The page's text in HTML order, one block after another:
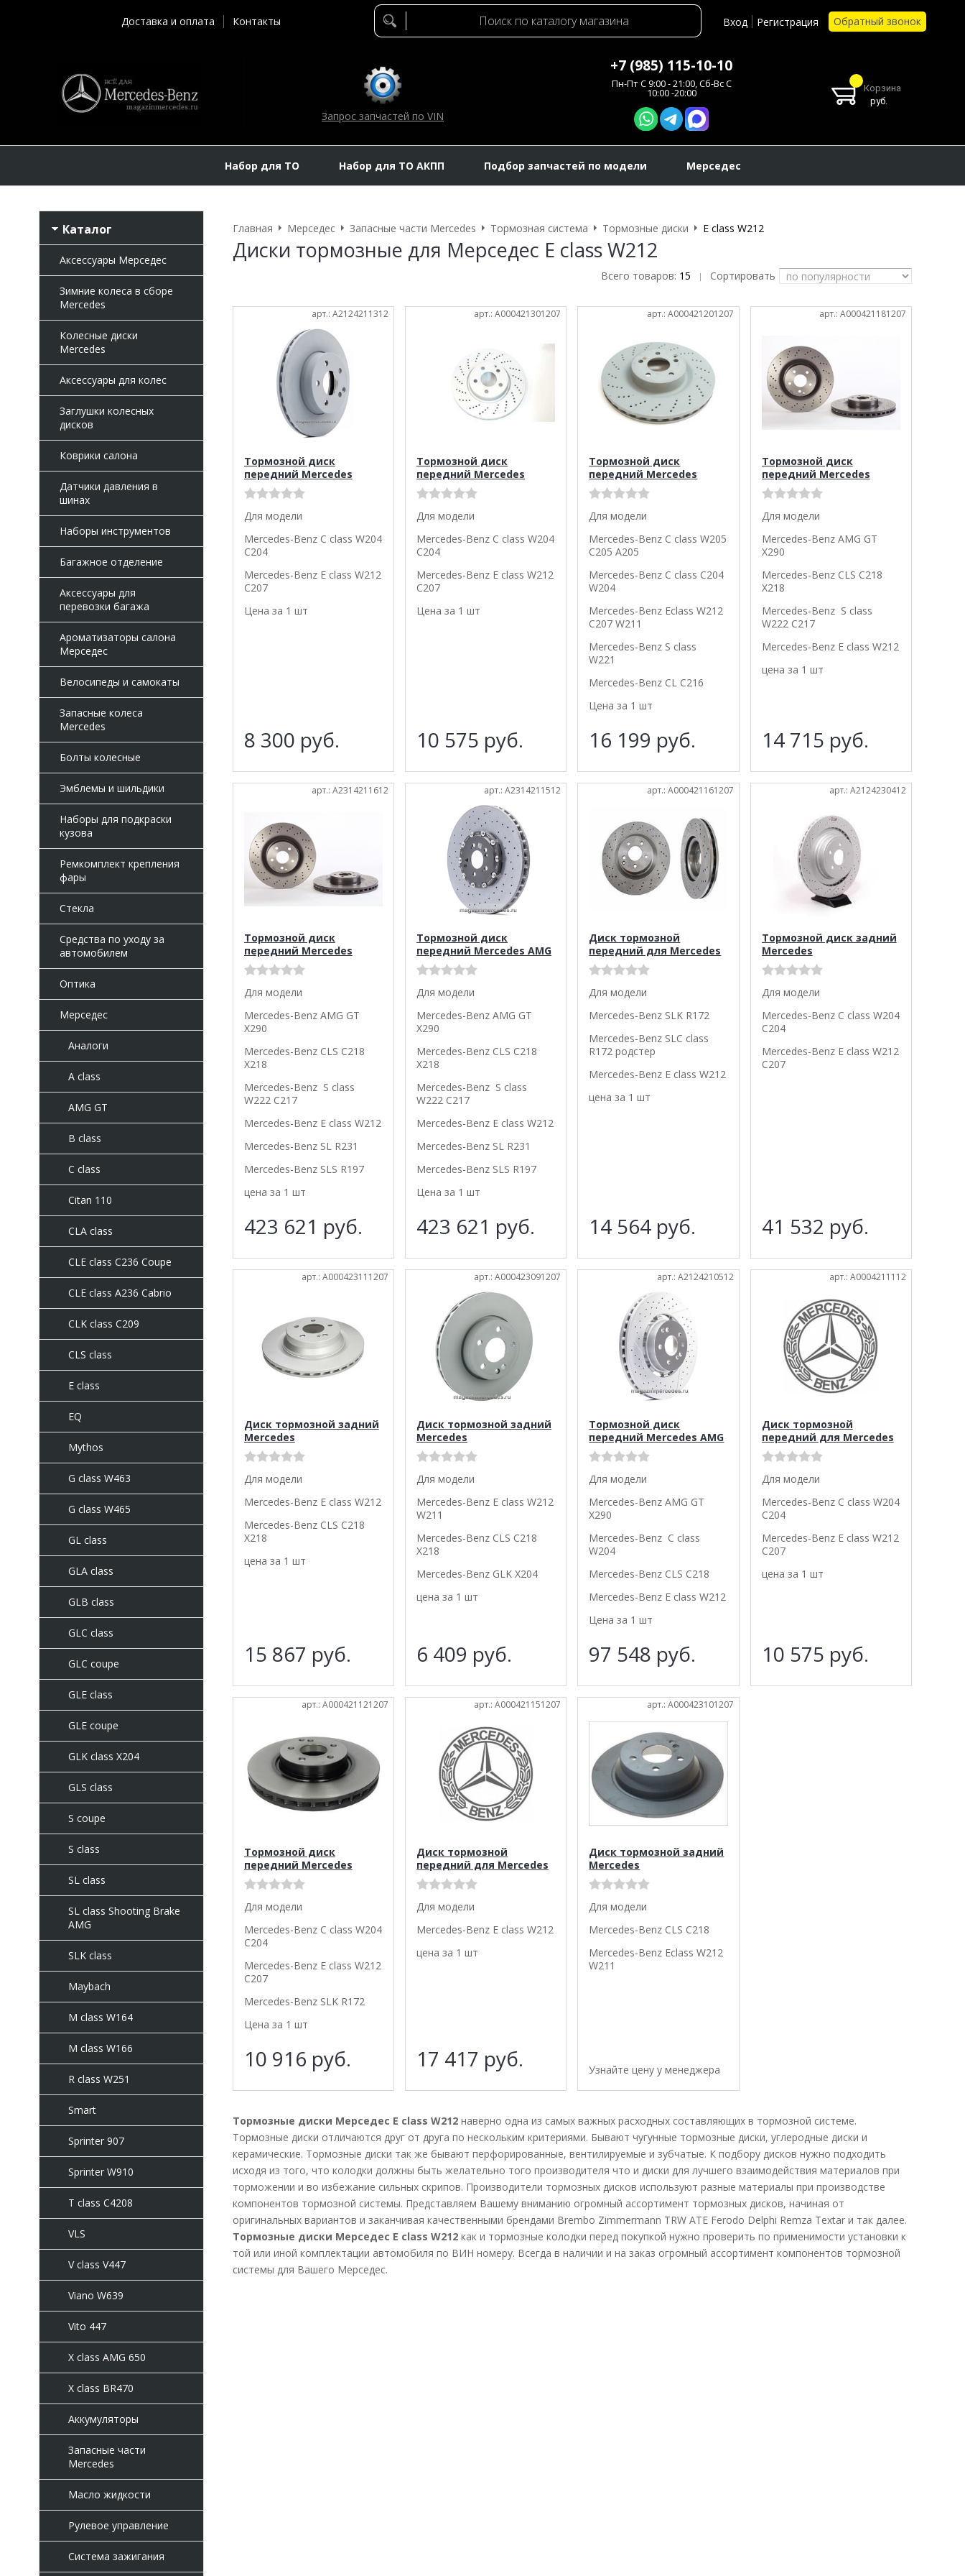
Доставка и оплата Контакты Вход Регистрация Обратный звонок
Запрос запчастей по VIN
+7 (985) 115-10-10
Пн-Пт C 9:00 - 21:00, Сб-Вс С
10:00 -20:00
Корзина
руб.
Набор для ТО Набор для ТО АКПП Подбор запчастей по модели Мерседес
Каталог
Аксессуары Мерседес
Зимние колеса в сборе
Mercedes
Колесные диски
Mercedes
Аксессуары для колес
Заглушки колесных
дисков
Коврики салона
Датчики давления в
шинах
Наборы инструментов
Багажное отделение
Аксессуары для
перевозки багажа
Ароматизаторы салона
Мерседес
Велосипеды и самокаты
Запасные колеса
Mercedes
Болты колесные
Эмблемы и шильдики
Наборы для подкраски
кузова
Ремкомплект крепления
фары
Стекла
Средства по уходу за
автомобилем
Оптика
Мерседес
Аналоги
A class
AMG GT
B class
C class
Citan 110
CLA class
CLE class C236 Coupe
CLE class A236 Cabrio
CLK class C209
CLS class
E class
EQ
Mythos
G class W463
G class W465
GL class
GLA class
GLB class
GLC class
GLC coupe
GLE class
GLE coupe
GLK class X204
GLS class
S coupe
S class
SL class
SL class Shooting Brake
AMG
SLK class
Maybach
M class W164
M class W166
R class W251
Smart
Sprinter 907
Sprinter W910
T class C4208
VLS
V class V447
Viano W639
Vito 447
X class AMG 650
X class BR470
Аккумуляторы
Запасные части
Mercedes
Масло жидкости
Рулевое управление
Система зажигания
Главная Мерседес Запасные части Mercedes Тормозная система Тормозные диски E class W212
Диски тормозные для Мерседес E class W212
Всего товаров: 15 | Сортировать
арт.: A2124211312
Тормозной диск
передний Mercedes
Для модели
Mercedes-Benz C class W204
C204
Mercedes-Benz E class W212
C207
Цена за 1 шт
8 300 руб.
арт.: A000421301207
Тормозной диск
передний Mercedes
Для модели
Mercedes-Benz C class W204
C204
Mercedes-Benz E class W212
C207
Цена за 1 шт
10 575 руб.
арт.: A000421201207
Тормозной диск
передний Mercedes
Для модели
Mercedes-Benz C class W205
C205 A205
Mercedes-Benz C class C204
W204
Mercedes-Benz Eclass W212
C207 W211
Mercedes-Benz S class
W221
Mercedes-Benz CL C216
Цена за 1 шт
16 199 руб.
арт.: A000421181207
Тормозной диск
передний Mercedes
Для модели
Mercedes-Benz AMG GT
X290
Mercedes-Benz CLS С218
X218
Mercedes-Benz S class
W222 C217
Mercedes-Benz E class W212
цена за 1 шт
14 715 руб.
арт.: A2314211612
Тормозной диск
передний Mercedes
Для модели
Mercedes-Benz AMG GT
X290
Mercedes-Benz CLS С218
X218
Mercedes-Benz S class
W222 C217
Mercedes-Benz E class W212
Mercedes-Benz SL R231
Mercedes-Benz SLS R197
цена за 1 шт
423 621 руб.
арт.: A2314211512
Тормозной диск
передний Mercedes AMG
Для модели
Mercedes-Benz AMG GT
X290
Mercedes-Benz CLS С218
X218
Mercedes-Benz S class
W222 C217
Mercedes-Benz E class W212
Mercedes-Benz SL R231
Mercedes-Benz SLS R197
Цена за 1 шт
423 621 руб.
арт.: A000421161207
Диск тормозной
передний для Mercedes
Для модели
Mercedes-Benz SLK R172
Mercedes-Benz SLC class
R172 родстер
Mercedes-Benz E class W212
цена за 1 шт
14 564 руб.
арт.: A2124230412
Тормозной диск задний
Mercedes
Для модели
Mercedes-Benz C class W204
C204
Mercedes-Benz E class W212
C207
41 532 руб.
арт.: A000423111207
Диск тормозной задний
Mercedes
Для модели
Mercedes-Benz E class W212
Mercedes-Benz CLS C218
X218
цена за 1 шт
15 867 руб.
арт.: A000423091207
Диск тормозной задний
Mercedes
Для модели
Mercedes-Benz E class W212
W211
Mercedes-Benz CLS C218
X218
Mercedes-Benz GLK X204
цена за 1 шт
6 409 руб.
арт.: A2124210512
Тормозной диск
передний Mercedes AMG
Для модели
Mercedes-Benz AMG GT
X290
Mercedes-Benz C class
W204
Mercedes-Benz CLS C218
Mercedes-Benz E class W212
Цена за 1 шт
97 548 руб.
арт.: A0004211112
Диск тормозной
передний для Mercedes
Для модели
Mercedes-Benz C class W204
C204
Mercedes-Benz E class W212
C207
цена за 1 шт
10 575 руб.
арт.: A000421121207
Тормозной диск
передний Mercedes
Для модели
Mercedes-Benz C class W204
C204
Mercedes-Benz E class W212
C207
Mercedes-Benz SLK R172
Цена за 1 шт
10 916 руб.
арт.: A000421151207
Диск тормозной
передний для Mercedes
Для модели
Mercedes-Benz E class W212
цена за 1 шт
17 417 руб.
арт.: A000423101207
Диск тормозной задний
Mercedes
Для модели
Mercedes-Benz CLS C218
Mercedes-Benz Eclass W212
W211
Узнайте цену у менеджера
Тормозные диски Мерседес E class W212наверно одна из самых важных расходных составляющих в тормозной системе.
Тормозные диски отличаются друг от друга по нескольким критериями. Бывают чугунные тормозные диски, углеродные диски и
керамические. Тормозные диски так же бывают перфорированные, вентилируемые и зубчатые. К подбору дисков нужно подходить
исходя из того, что колодки должны быть желательно того производителя что и диски для лучшего взаимодействия материалов при
торможении и во избежание сильных скрипов. Производители тормозных дисков используют разные материалы при производстве
компонентов тормозной системы. Представляем Вашему вниманию огромный ассортимент тормозных дисков, начиная от
оригинальных вариантов и заканчивая качественными брендами Brembo Zimmermann TRW ATE Ferodo Delphi Remza Textar и так далее.
Тормозные диски Мерседес E class W212как и тормозные колодки перед покупкой нужно проверить по применимости установки к
той или иной комплектации автомобиля по ВИН номеру. Всегда в наличии и на заказ огромный ассортимент компонентов тормозной
системы для Вашего Мерседес.